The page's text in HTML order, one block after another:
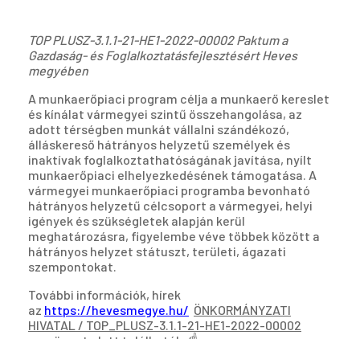
TOP PLUSZ-3.1.1-21-HE1-2022-00002 Paktum a
Gazdaság- és Foglalkoztatásfejlesztésért Heves
megyében
A munkaerőpiaci program célja a munkaerő kereslet
és kínálat vármegyei szintű összehangolása, az
adott térségben munkát vállalni szándékozó,
álláskereső hátrányos helyzetű személyek és
inaktívak foglalkoztathatóságának javítása, nyílt
munkaerőpiaci elhelyezkedésének támogatása. A
vármegyei munkaerőpiaci programba bevonható
hátrányos helyzetű célcsoport a vármegyei, helyi
igények és szükségletek alapján kerül
meghatározásra, figyelembe véve többek között a
hátrányos helyzet státuszt, területi, ágazati
szempontokat.
További információk, hírek
az https://hevesmegye.hu/ ÖNKORMÁNYZATI
HIVATAL / TOP_PLUSZ-3.1.1-21-HE1-2022-00002